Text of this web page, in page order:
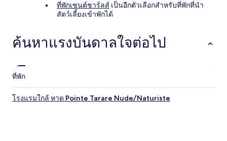
ที่พักเซนต์ชาร์ลส์ เป็นอีกตัวเลือกสำหรับที่พักที่นำ
สัตว์เลี้ยงเข้าพักได้
ค้นหาแรงบันดาลใจต่อไป
ที่พัก
โรงแรมใกล้ หาด Pointe Tarare Nude/Naturiste